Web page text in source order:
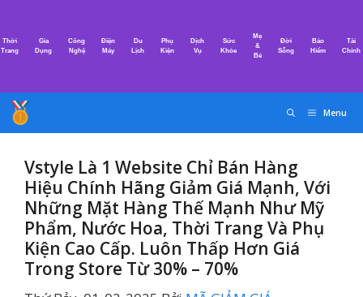
nội
Thời
Trang
Gia
Dụng
Công
Nghệ
Điện
Máy
Du
Lịch
Phụ
Kiện
Dịch
Vụ
Sức
Khỏe
Mẹ
&
Bé
Đời
Sống
Bảo
Hiểm
Tài
Chính
Menu
Vstyle Là 1 Website Chỉ Bán Hàng
Hiệu Chính Hãng Giảm Giá Mạnh, Với
Những Mặt Hàng Thế Mạnh Như Mỹ
Phẩm, Nước Hoa, Thời Trang Và Phụ
Kiện Cao Cấp. Luôn Thấp Hơn Giá
Trong Store Từ 30% – 70%